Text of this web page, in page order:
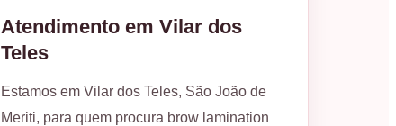
Atendimento em Vilar dos
Teles
Estamos em Vilar dos Teles, São João de
Meriti, para quem procura brow lamination